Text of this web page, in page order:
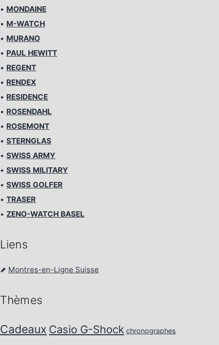
• MONDAINE
• M-WATCH
• MURANO
• PAUL HEWITT
• REGENT
• RENDEX
• RESIDENCE
• ROSENDAHL
• ROSEMONT
• STERNGLAS
• SWISS ARMY
• SWISS MILITARY
• SWISS GOLFER
• TRASER
• ZENO-WATCH BASEL
Liens
⬈ Montres-en-Ligne Suisse
Thèmes
Cadeaux Casio G-Shock chronographes